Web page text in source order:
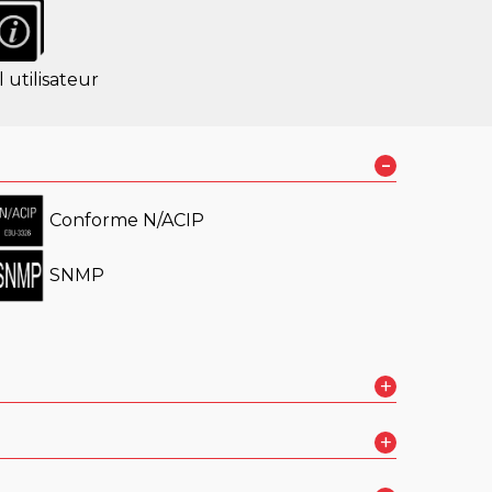
utilisateur
-
Conforme N/ACIP
SNMP
+
+
ScoopFone IP convient à toutes